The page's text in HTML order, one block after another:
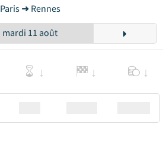
Paris ➜ Rennes
mardi 11 août